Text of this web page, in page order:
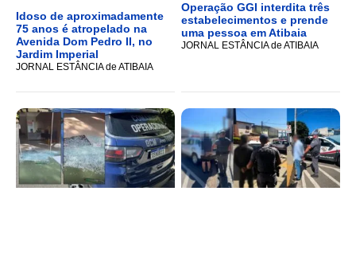
Idoso de aproximadamente
75 anos é atropelado na
Avenida Dom Pedro II, no
Jardim Imperial
JORNAL ESTÂNCIA de ATIBAIA
Operação GGI interdita três
estabelecimentos e prende
uma pessoa em Atibaia
JORNAL ESTÂNCIA de ATIBAIA